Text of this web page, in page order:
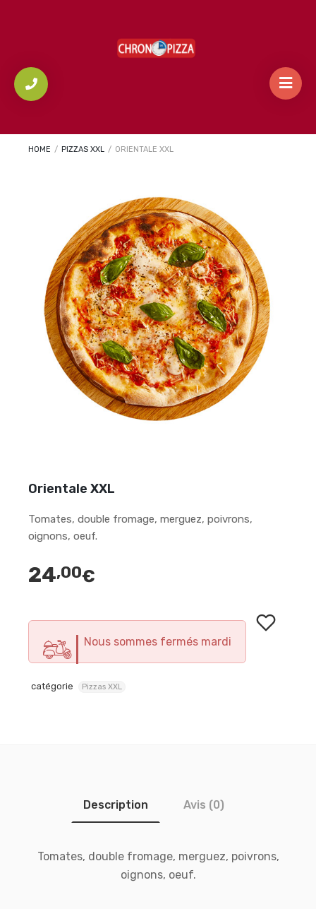
HOME / PIZZAS XXL / ORIENTALE XXL
Orientale XXL
Tomates, double fromage, merguez, poivrons,
oignons, oeuf.
24,00€
Nous sommes fermés mardi
catégorie Pizzas XXL
Description Avis (0)
Tomates, double fromage, merguez, poivrons,
oignons, oeuf.